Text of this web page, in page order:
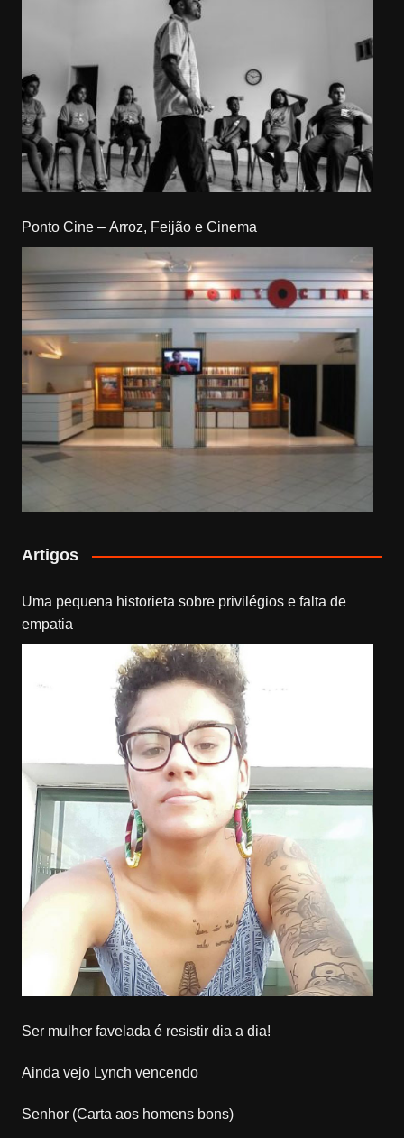
Ponto Cine – Arroz, Feijão e Cinema
Artigos
Uma pequena historieta sobre privilégios e falta de
empatia
Ser mulher favelada é resistir dia a dia!
Ainda vejo Lynch vencendo
Senhor (Carta aos homens bons)